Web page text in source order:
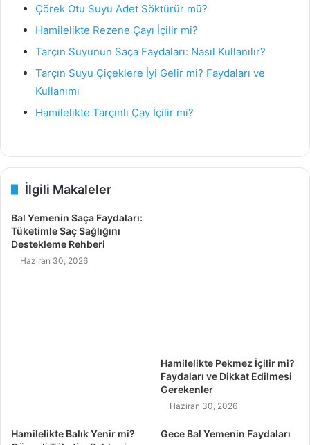
Çörek Otu Suyu Adet Söktürür mü?
Hamilelikte Rezene Çayı İçilir mi?
Tarçın Suyunun Saça Faydaları: Nasıl Kullanılır?
Tarçın Suyu Çiçeklere İyi Gelir mi? Faydaları ve
Kullanımı
Hamilelikte Tarçınlı Çay İçilir mi?
İlgili Makaleler
Bal Yemenin Saça Faydaları:
Tüketimle Saç Sağlığını
Destekleme Rehberi
Haziran 30, 2026
Hamilelikte Pekmez İçilir mi?
Faydaları ve Dikkat Edilmesi
Gerekenler
Haziran 30, 2026
Hamilelikte Balık Yenir mi?
Gece Bal Yemenin Faydaları